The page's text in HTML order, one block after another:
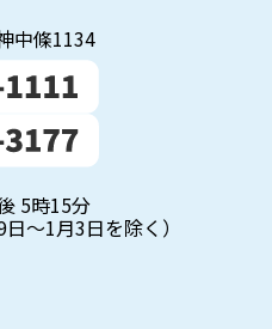
中條1134
5時15分
～1月3日を除く）